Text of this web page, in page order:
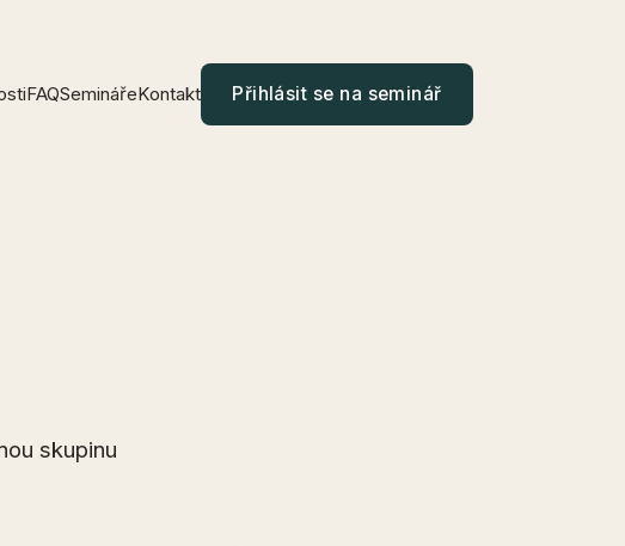
FAQSeminářeKontakt Přihlásit se na seminář
skupinu